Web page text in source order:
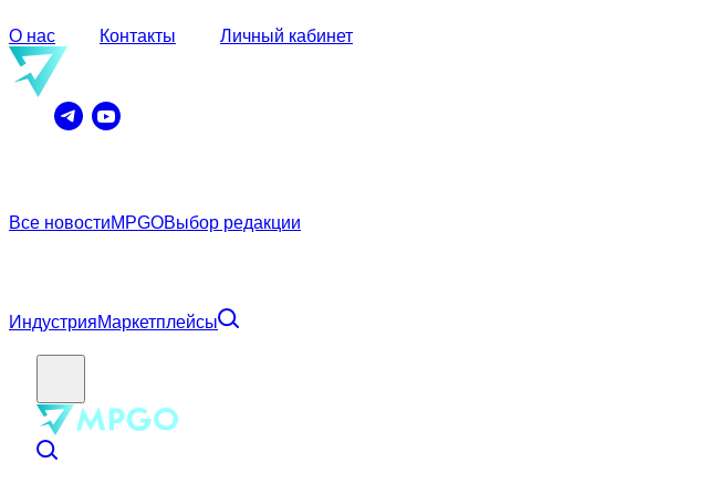
О нас Контакты Личный кабинет
Все новостиMPGOВыбор редакции
ИндустрияМаркетплейсы